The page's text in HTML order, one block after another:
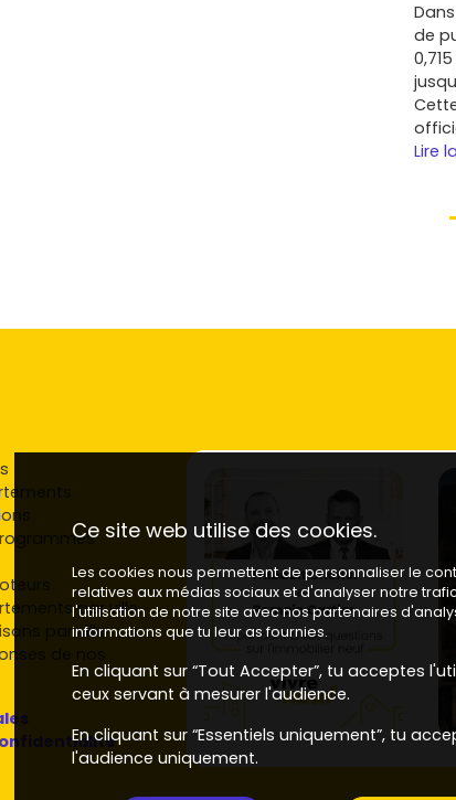
de
Lire
par ville
par ville
de nos
Ce site web utilise des cookies.
Les cookies nous permettent de personnaliser le
relatives aux médias sociaux et d'analyser notre
l'utilisation de notre site avec nos partenaires
informations que tu leur as fournies.
En cliquant sur “Tout Accepter”, tu acceptes
ceux servant à mesurer l'audience.
En cliquant sur “Essentiels uniquement”, tu
l'audience uniquement.